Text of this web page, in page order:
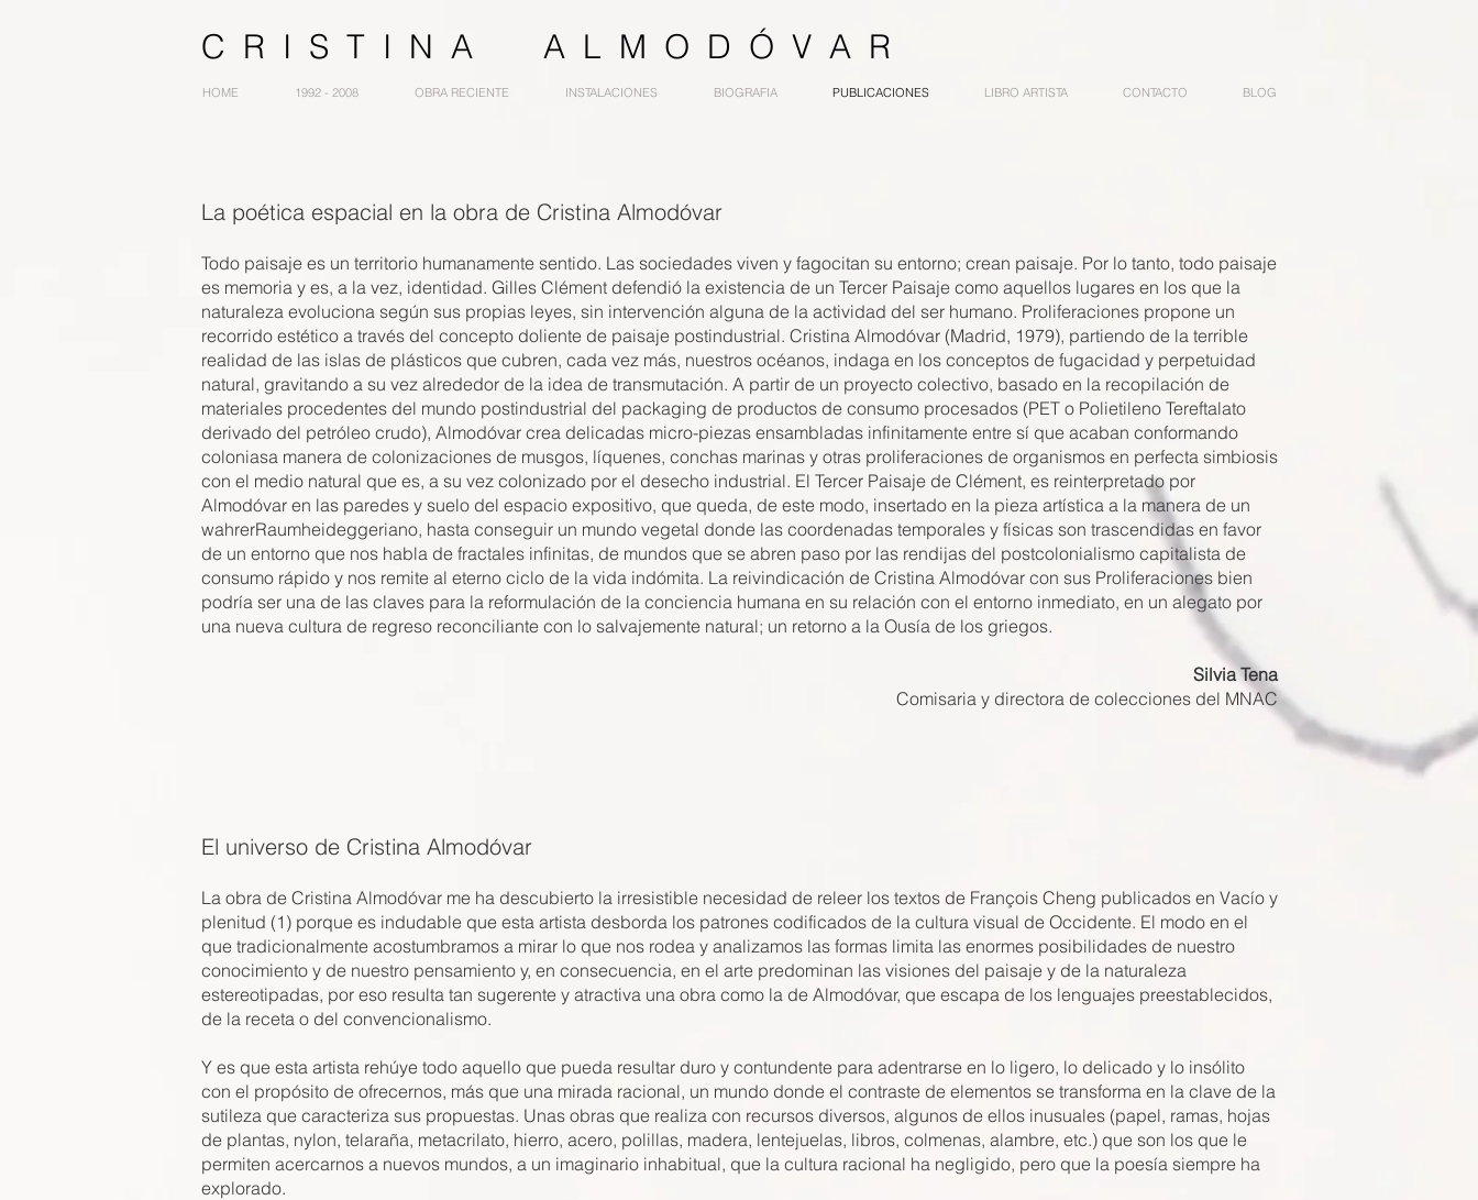
C R I S T I N A A L M O D Ó V A R
HOME 1992 - 2008 OBRA RECIENTE INSTALACIONES BIOGRAFIA PUBLICACIONES LIBRO ARTISTA CONTACTO BLOG
La poética espacial en la obra de Cristina Almodóvar
Todo paisaje es un territorio humanamente sentido. Las sociedades viven y fagocitan su entorno; crean paisaje. Por lo tanto, todo paisaje
es memoria y es, a la vez, identidad. Gilles Clément defendió la existencia de un Tercer Paisaje como aquellos lugares en los que la
naturaleza evoluciona según sus propias leyes, sin intervención alguna de la actividad del ser humano. Proliferaciones propone un
recorrido estético a través del concepto doliente de paisaje postindustrial. Cristina Almodóvar (Madrid, 1979), partiendo de la terrible
realidad de las islas de plásticos que cubren, cada vez más, nuestros océanos, indaga en los conceptos de fugacidad y perpetuidad
natural, gravitando a su vez alrededor de la idea de transmutación. A partir de un proyecto colectivo, basado en la recopilación de
materiales procedentes del mundo postindustrial del packaging de productos de consumo procesados (PET o Polietileno Tereftalato
derivado del petróleo crudo), Almodóvar crea delicadas micro-piezas ensambladas infinitamente entre sí que acaban conformando
coloniasa manera de colonizaciones de musgos, líquenes, conchas marinas y otras proliferaciones de organismos en perfecta simbiosis
con el medio natural que es, a su vez colonizado por el desecho industrial. El Tercer Paisaje de Clément, es reinterpretado por
Almodóvar en las paredes y suelo del espacio expositivo, que queda, de este modo, insertado en la pieza artística a la manera de un
wahrerRaumheideggeriano, hasta conseguir un mundo vegetal donde las coordenadas temporales y físicas son trascendidas en favor
de un entorno que nos habla de fractales infinitas, de mundos que se abren paso por las rendijas del postcolonialismo capitalista de
consumo rápido y nos remite al eterno ciclo de la vida indómita. La reivindicación de Cristina Almodóvar con sus Proliferaciones bien
podría ser una de las claves para la reformulación de la conciencia humana en su relación con el entorno inmediato, en un alegato por
una nueva cultura de regreso reconciliante con lo salvajemente natural; un retorno a la Ousía de los griegos.
Silvia Tena
Comisaria y directora de colecciones del MNAC
El universo de Cristina Almodóvar
La obra de Cristina Almodóvar me ha descubierto la irresistible necesidad de releer los textos de François Cheng publicados en Vacío y
plenitud (1) porque es indudable que esta artista desborda los patrones codificados de la cultura visual de Occidente. El modo en el
que tradicionalmente acostumbramos a mirar lo que nos rodea y analizamos las formas limita las enormes posibilidades de nuestro
conocimiento y de nuestro pensamiento y, en consecuencia, en el arte predominan las visiones del paisaje y de la naturaleza
estereotipadas, por eso resulta tan sugerente y atractiva una obra como la de Almodóvar, que escapa de los lenguajes preestablecidos,
de la receta o del convencionalismo.
Y es que esta artista rehúye todo aquello que pueda resultar duro y contundente para adentrarse en lo ligero, lo delicado y lo insólito
con el propósito de ofrecernos, más que una mirada racional, un mundo donde el contraste de elementos se transforma en la clave de la
sutileza que caracteriza sus propuestas. Unas obras que realiza con recursos diversos, algunos de ellos inusuales (papel, ramas, hojas
de plantas, nylon, telaraña, metacrilato, hierro, acero, polillas, madera, lentejuelas, libros, colmenas, alambre, etc.) que son los que le
permiten acercarnos a nuevos mundos, a un imaginario inhabitual, que la cultura racional ha negligido, pero que la poesía siempre ha
explorado.